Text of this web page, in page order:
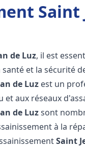
Saint
de Luz, il est
et la sécurité
de Luz est un
et aux réseaux
de Luzsont
à la
Saint